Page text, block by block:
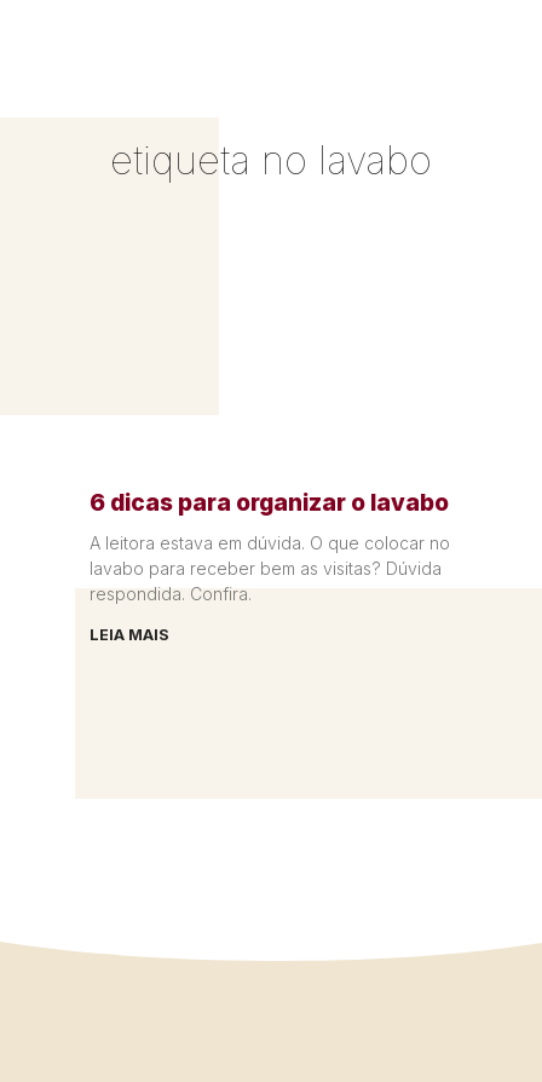
etiqueta no lavabo
6 dicas para organizar o lavabo
A leitora estava em dúvida. O que colocar no
lavabo para receber bem as visitas? Dúvida
respondida. Confira.
LEIA MAIS